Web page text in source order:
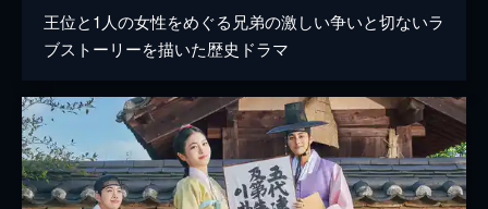
王位と1人の女性をめぐる兄弟の激しい争いと切ないラ
ブストーリーを描いた歴史ドラマ